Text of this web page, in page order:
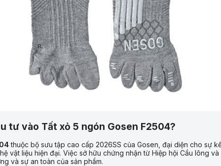
tư vào Tất xỏ 5 ngón Gosen F2504?
thuộc bộ sưu tập cao cấp 2026SS của Gosen, đại diện cho sự
vật liệu hiện đại. Việc sở hữu chứng nhận từ Hiệp hội Cầu lông và
và sự an toàn của sản phẩm.